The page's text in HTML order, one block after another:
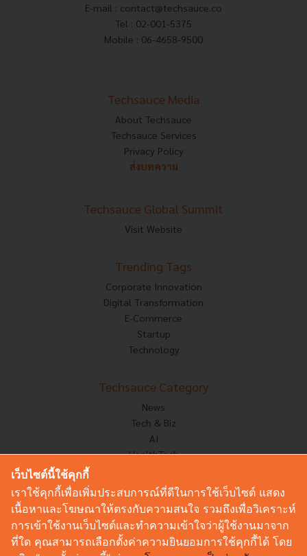
E-mail : contact@techsauce.co
Tel : 02-001-5375
Mobile : 06-4658-9500
Techsauce Media
About Techsauce
Techsauce Services
Privacy Policy
ส่งบทความ
Techsauce Global Summit
Visit Website
Trending Tags
Corporate Innovation
Digital Transformation
E-Commerce
Startup
Technology
Techsauce Category
News
Tech & Biz
AI
HealthTech
Corp Innov
Saucy Thoughts
Sustainable
Videos
เว็บไซต์นี้ใช้คุกกี้
เราใช้คุกกี้เพื่อเพิ่มประสบการณ์ที่ดีในการใช้เว็บไซต์ แสดง
เนื้อหาและโฆษณาให้ตรงกับความสนใจ รวมถึงเพื่อวิเคราะห์
การเข้าใช้งานเว็บไซต์และทำความเข้าใจว่าผู้ใช้งานมาจาก
ที่ใด คุณสามารถเลือกตั้งค่าความยินยอมการใช้คุกกี้ได้ โดย